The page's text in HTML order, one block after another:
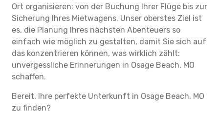
Ort organisieren: von der Buchung Ihrer Flüge bis zur
Sicherung Ihres Mietwagens. Unser oberstes Ziel ist
es, die Planung Ihres nächsten Abenteuers so
einfach wie möglich zu gestalten, damit Sie sich auf
das konzentrieren können, was wirklich zählt:
unvergessliche Erinnerungen in Osage Beach, MO
schaffen.
Bereit, Ihre perfekte Unterkunft in Osage Beach, MO
zu finden?